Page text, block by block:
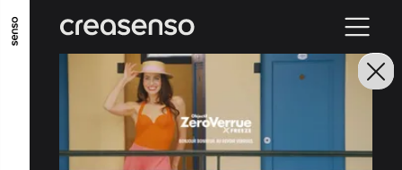
GO TO MAIN CONTENT GO TO MAIN MENU
GO TO FOOTER